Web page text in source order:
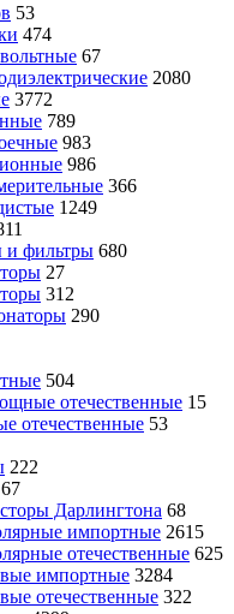
53
474
67
2080
3772
789
983
986
366
1249
и фильтры 680
27
312
290
504
отечественные 15
отечественные 53
222
67
Дарлингтона 68
импортные 2615
отечественные 625
импортные 3284
отечественные 322